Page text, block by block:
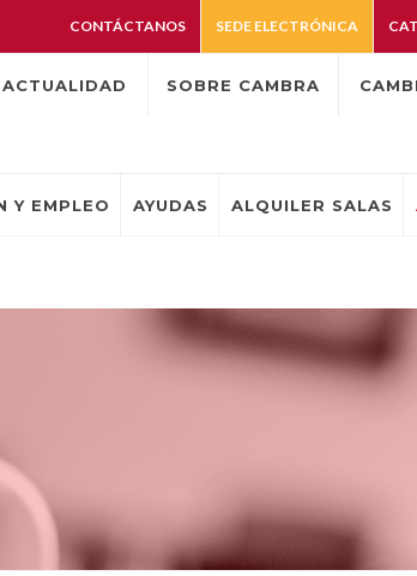
CONTÁCTANOS SEDE ELECTRÓNICA CAT
ACTUALIDAD SOBRE CAMBRA
Y EMPLEO AYUDAS ALQUILER SALAS